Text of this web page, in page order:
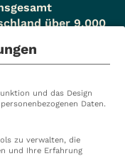
über 9.000
und das Design
Daten.
zu verwalten, die
und Ihre Erfahrung